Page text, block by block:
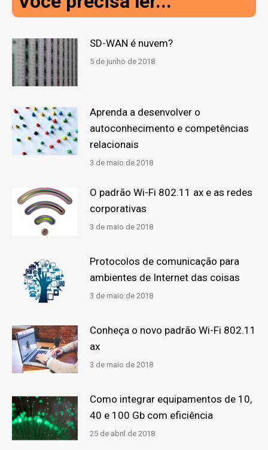
SD-WAN é nuvem?
5 de junho de 2018
Aprenda a desenvolver o
autoconhecimento e competências
relacionais
3 de maio de 2018
O padrão Wi-Fi 802.11 ax e as redes
corporativas
3 de maio de 2018
Protocolos de comunicação para
ambientes de Internet das coisas
3 de maio de 2018
Conheça o novo padrão Wi-Fi 802.11
ax
3 de maio de 2018
Como integrar equipamentos de 10,
40 e 100 Gb com eficiência
25 de abril de 2018